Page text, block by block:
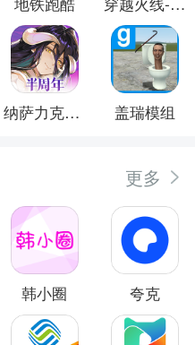
纳萨力克之王 盖瑞模组
更多
韩小圈 夸克